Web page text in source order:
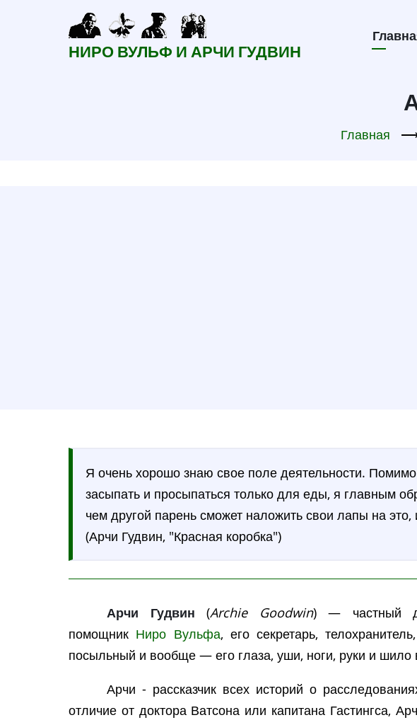
НИРО ВУЛЬФ И АРЧИ ГУДВИН
Main
Главная
Я очень хорошо знаю свое поле деятельности.
засыпать и просыпаться только для еды, я главным
чем другой парень сможет наложить свои лапы на
(Арчи Гудвин, "Красная коробка")
Арчи Гудвин (Archie Goodwin) — частный
помощник Ниро Вульфа, его секретарь,
посыльный и вообще — его глаза, уши, ноги, руки и шило
Арчи - рассказчик всех историй о
отличие от доктора Ватсона или капитана Гастингса,